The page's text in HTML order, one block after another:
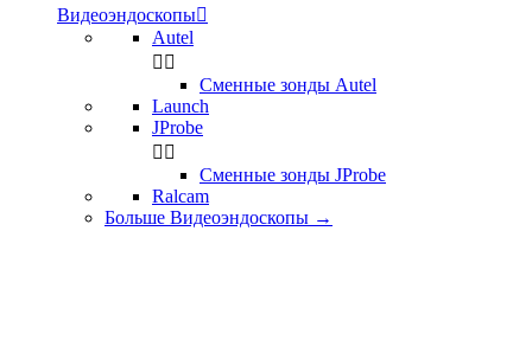
Видеоэндоскопы
Autel
 
Сменные зонды Autel
Launch
JProbe
 
Сменные зонды JProbe
Ralcam
Больше Видеоэндоскопы →